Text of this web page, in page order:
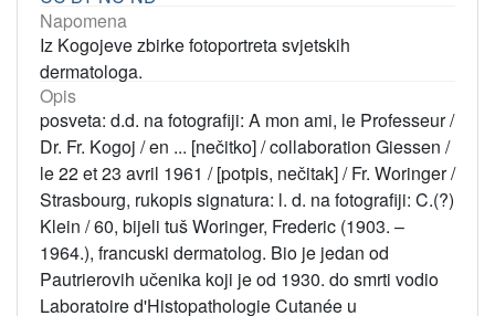
Napomena
Iz Kogojeve zbirke fotoportreta svjetskih
dermatologa.
Opis
posveta: d.d. na fotografiji: A mon ami, le Professeur /
Dr. Fr. Kogoj / en ... [nečitko] / collaboration Giessen /
le 22 et 23 avril 1961 / [potpis, nečitak] / Fr. Woringer /
Strasbourg, rukopis signatura: l. d. na fotografiji: C.(?)
Klein / 60, bijeli tuš Woringer, Frederic (1903. –
1964.), francuski dermatolog. Bio je jedan od
Pautrierovih učenika koji je od 1930. do smrti vodio
Laboratoire d'Histopathologie Cutanée u